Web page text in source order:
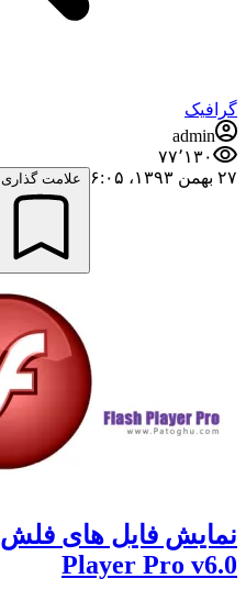
گرافیک
admin
۷۷٬۱۳۰
۲۷ بهمن ۱۳۹۳،‏ ۶:۰۵
علامت گذاری
Player Pro v6.0